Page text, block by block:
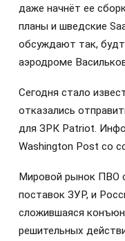
даже начнёт ее
планы и шведские
обсуждают так,
аэродроме
Сегодня стало
отказались
для ЗРК Patriot.
Washington Post со
Мировой рынок ПВО
поставок ЗУР, и
сложившаяся
решительных